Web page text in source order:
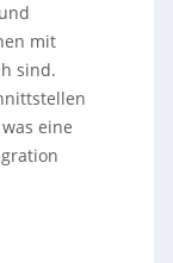
mit
sind.
eine